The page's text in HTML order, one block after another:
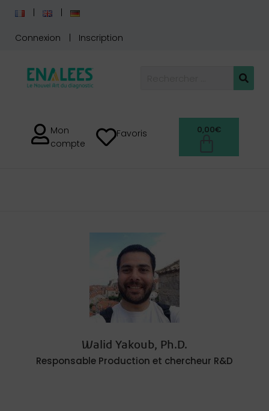
Connexion Inscription
Mon
compte
Favoris 0,00€
Walid Yakoub, Ph.D.
Responsable Production et chercheur R&D